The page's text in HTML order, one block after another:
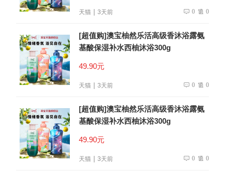
天猫 3天前 0 0
[超值购]澳宝柚然乐活高级香沐浴露氨
基酸保湿补水西柚沐浴300g
49.90元
天猫 3天前 0 0
[超值购]澳宝柚然乐活高级香沐浴露氨
基酸保湿补水西柚沐浴300g
49.90元
天猫 3天前 0 0